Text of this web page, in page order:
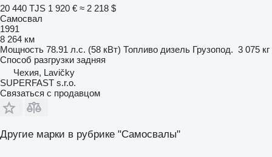
20 440 TJS 1 920 € ≈ 2 218 $
Самосвал
1991
8 264 км
Мощность 78.91 л.с. (58 кВт) Топливо дизель Грузопод. 3 075 кг
Способ разгрузки задняя
Чехия, Lavičky
SUPERFAST s.r.o.
Связаться с продавцом
Другие марки в рубрике "Самосвалы"